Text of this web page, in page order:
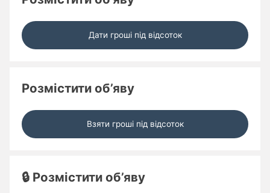
Дати гроші під відсоток
Розмістити об’яву
Взяти гроші під відсоток
🔒 Розмістити об’яву